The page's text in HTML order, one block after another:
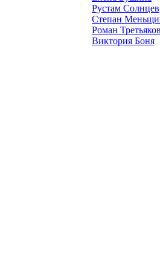
Рустам Солнцев
Степан
Роман Третьяков
Виктория Боня